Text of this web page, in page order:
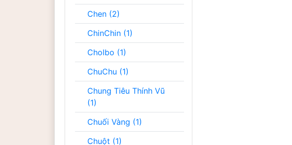
Chen (2)
ChinChin (1)
Cholbo (1)
ChuChu (1)
Chung Tiêu Thính Vũ
(1)
Chuối Vàng (1)
Chuột (1)